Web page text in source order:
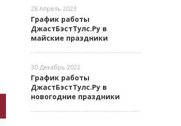
28 Апрель 2023
График работы
ДжастБэстТулс.Ру в
майские праздники
30 Декабрь 2022
График работы
ДжастБэстТулс.Ру в
новогодние праздники